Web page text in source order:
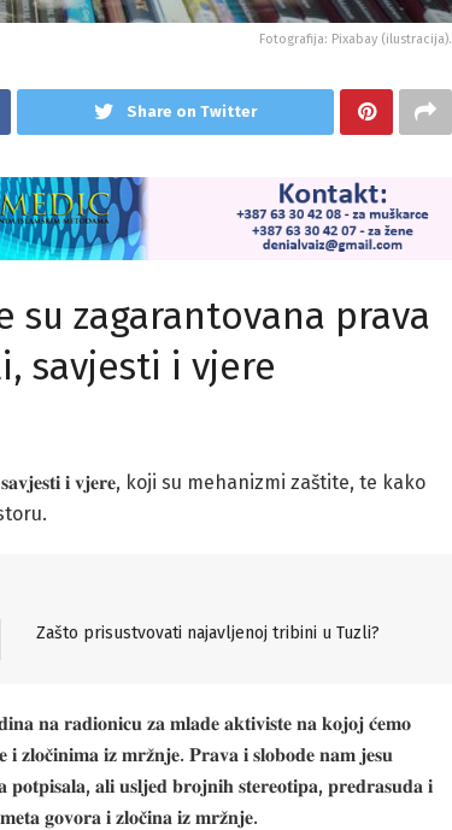
Fotografija: Pixabay (ilustracija).
Share on Twitter
su zagarantovana prava
savjesti i vjere
𝐬𝐚𝐯𝐣𝐞𝐬𝐭𝐢 𝐢 𝐯𝐣𝐞𝐫𝐞, koji su mehanizmi zaštite, te kako
Zašto prisustvovati najavljenoj tribini u Tuzli?
𝐧𝐚 𝐫𝐚𝐝𝐢𝐨𝐧𝐢𝐜𝐮 𝐳𝐚 𝐦𝐥𝐚𝐝𝐞 𝐚𝐤𝐭𝐢𝐯𝐢𝐬𝐭𝐞 𝐧𝐚 𝐤𝐨𝐣𝐨𝐣 𝐜́𝐞𝐦𝐨
𝐢 𝐳𝐥𝐨𝐜̌𝐢𝐧𝐢𝐦𝐚 𝐢𝐳 𝐦𝐫𝐳̌𝐧𝐣𝐞. 𝐏𝐫𝐚𝐯𝐚 𝐢 𝐬𝐥𝐨𝐛𝐨𝐝𝐞 𝐧𝐚𝐦 𝐣𝐞𝐬𝐮
𝐚𝐥𝐢 𝐮𝐬𝐥𝐣𝐞𝐝 𝐛𝐫𝐨𝐣𝐧𝐢𝐡 𝐬𝐭𝐞𝐫𝐞𝐨𝐭𝐢𝐩𝐚, 𝐩𝐫𝐞𝐝𝐫𝐚𝐬𝐮𝐝𝐚 𝐢
𝐠𝐨𝐯𝐨𝐫𝐚 𝐢 𝐳𝐥𝐨𝐜̌𝐢𝐧𝐚 𝐢𝐳 𝐦𝐫𝐳̌𝐧𝐣𝐞.